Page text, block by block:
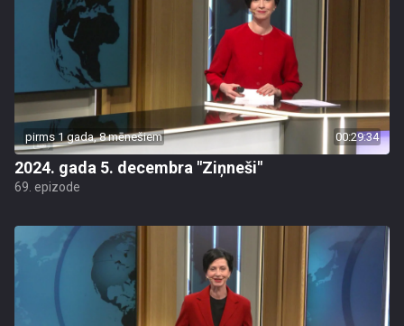
pirms 1 gada, 8 mēnešiem 00:29:34
2024. gada 5. decembra "Ziņneši"
69. epizode